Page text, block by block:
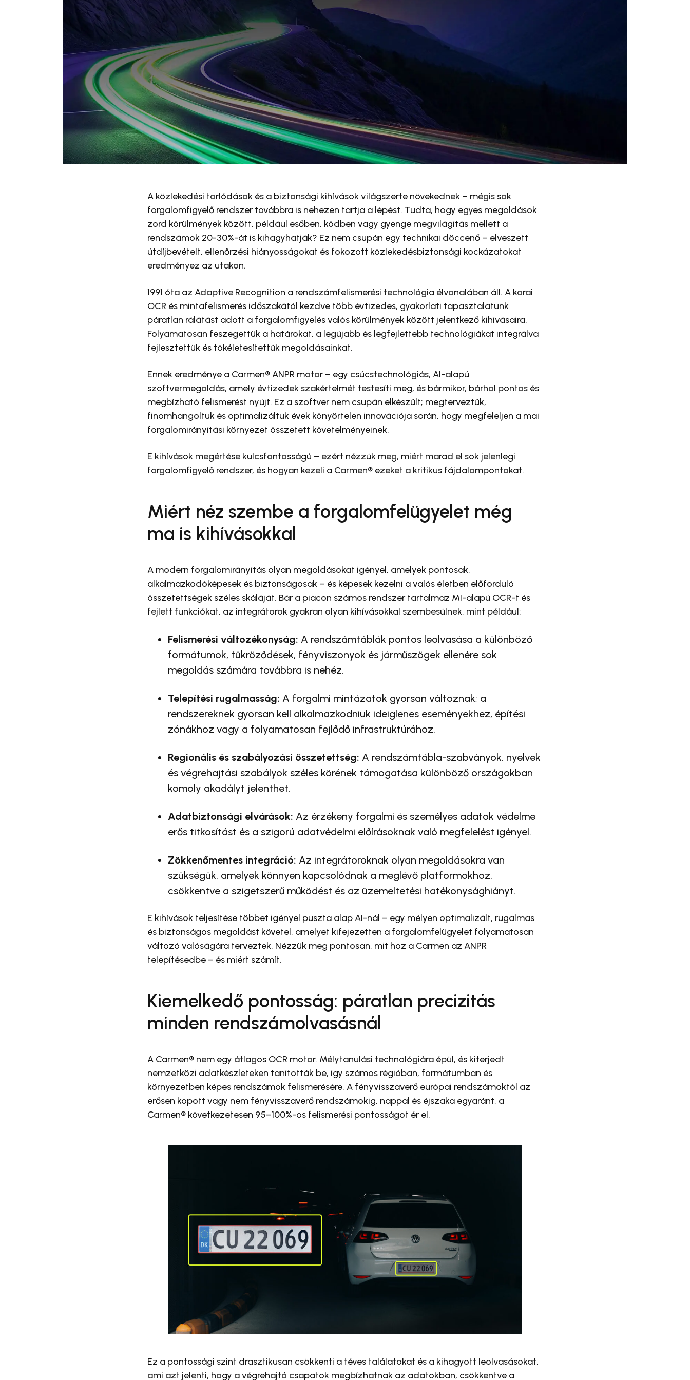
A közlekedési torlódások és a biztonsági kihívások világszerte növekednek – mégis sok
forgalomfigyelő rendszer továbbra is nehezen tartja a lépést. Tudta, hogy egyes megoldások
zord körülmények között, például esőben, ködben vagy gyenge megvilágítás mellett a
rendszámok 20-30%-át is kihagyhatják? Ez nem csupán egy technikai döccenő – elveszett
útdíjbevételt, ellenőrzési hiányosságokat és fokozott közlekedésbiztonsági kockázatokat
eredményez az utakon.
1991 óta az Adaptive Recognition a rendszámfelismerési technológia élvonalában áll. A korai
OCR és mintafelismerés időszakától kezdve több évtizedes, gyakorlati tapasztalatunk
páratlan rálátást adott a forgalomfigyelés valós körülmények között jelentkező kihívásaira.
Folyamatosan feszegettük a határokat, a legújabb és legfejlettebb technológiákat integrálva
fejlesztettük és tökéletesítettük megoldásainkat.
Ennek eredménye a Carmen® ANPR motor – egy csúcstechnológiás, AI-alapú
szoftvermegoldás, amely évtizedek szakértelmét testesíti meg, és bármikor, bárhol pontos és
megbízható felismerést nyújt. Ez a szoftver nem csupán elkészült; megterveztük,
finomhangoltuk és optimalizáltuk évek könyörtelen innovációja során, hogy megfeleljen a mai
forgalomirányítási környezet összetett követelményeinek.
E kihívások megértése kulcsfontosságú – ezért nézzük meg, miért marad el sok jelenlegi
forgalomfigyelő rendszer, és hogyan kezeli a Carmen® ezeket a kritikus fájdalompontokat.
Miért néz szembe a forgalomfelügyelet még
ma is kihívásokkal
A modern forgalomirányítás olyan megoldásokat igényel, amelyek pontosak,
alkalmazkodóképesek és biztonságosak – és képesek kezelni a valós életben előforduló
összetettségek széles skáláját. Bár a piacon számos rendszer tartalmaz MI-alapú OCR-t és
fejlett funkciókat, az integrátorok gyakran olyan kihívásokkal szembesülnek, mint például:
Felismerési változékonyság: A rendszámtáblák pontos leolvasása a különböző
formátumok, tükröződések, fényviszonyok és járműszögek ellenére sok
megoldás számára továbbra is nehéz.
Telepítési rugalmasság: A forgalmi mintázatok gyorsan változnak; a
rendszereknek gyorsan kell alkalmazkodniuk ideiglenes eseményekhez, építési
zónákhoz vagy a folyamatosan fejlődő infrastruktúrához.
Regionális és szabályozási összetettség: A rendszámtábla-szabványok, nyelvek
és végrehajtási szabályok széles körének támogatása különböző országokban
komoly akadályt jelenthet.
Adatbiztonsági elvárások: Az érzékeny forgalmi és személyes adatok védelme
erős titkosítást és a szigorú adatvédelmi előírásoknak való megfelelést igényel.
Zökkenőmentes integráció: Az integrátoroknak olyan megoldásokra van
szükségük, amelyek könnyen kapcsolódnak a meglévő platformokhoz,
csökkentve a szigetszerű működést és az üzemeltetési hatékonysághiányt.
E kihívások teljesítése többet igényel puszta alap AI-nál – egy mélyen optimalizált, rugalmas
és biztonságos megoldást követel, amelyet kifejezetten a forgalomfelügyelet folyamatosan
változó valóságára terveztek. Nézzük meg pontosan, mit hoz a Carmen az ANPR
telepítésedbe – és miért számít.
Kiemelkedő pontosság: páratlan precizitás
minden rendszámolvasásnál
A Carmen® nem egy átlagos OCR motor. Mélytanulási technológiára épül, és kiterjedt
nemzetközi adatkészleteken tanították be, így számos régióban, formátumban és
környezetben képes rendszámok felismerésére. A fényvisszaverő európai rendszámoktól az
erősen kopott vagy nem fényvisszaverő rendszámokig, nappal és éjszaka egyaránt, a
Carmen® következetesen 95–100%-os felismerési pontosságot ér el.
Ez a pontossági szint drasztikusan csökkenti a téves találatokat és a kihagyott leolvasásokat,
ami azt jelenti, hogy a végrehajtó csapatok megbízhatnak az adatokban, csökkentve a